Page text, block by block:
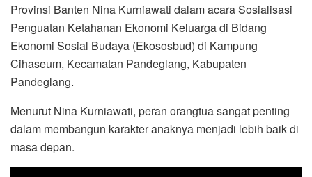
Provinsi Banten Nina Kurniawati dalam acara Sosialisasi
Penguatan Ketahanan Ekonomi Keluarga di Bidang
Ekonomi Sosial Budaya (Ekososbud) di Kampung
Cihaseum, Kecamatan Pandeglang, Kabupaten
Pandeglang.
Menurut Nina Kurniawati, peran orangtua sangat penting
dalam membangun karakter anaknya menjadi lebih baik di
masa depan.